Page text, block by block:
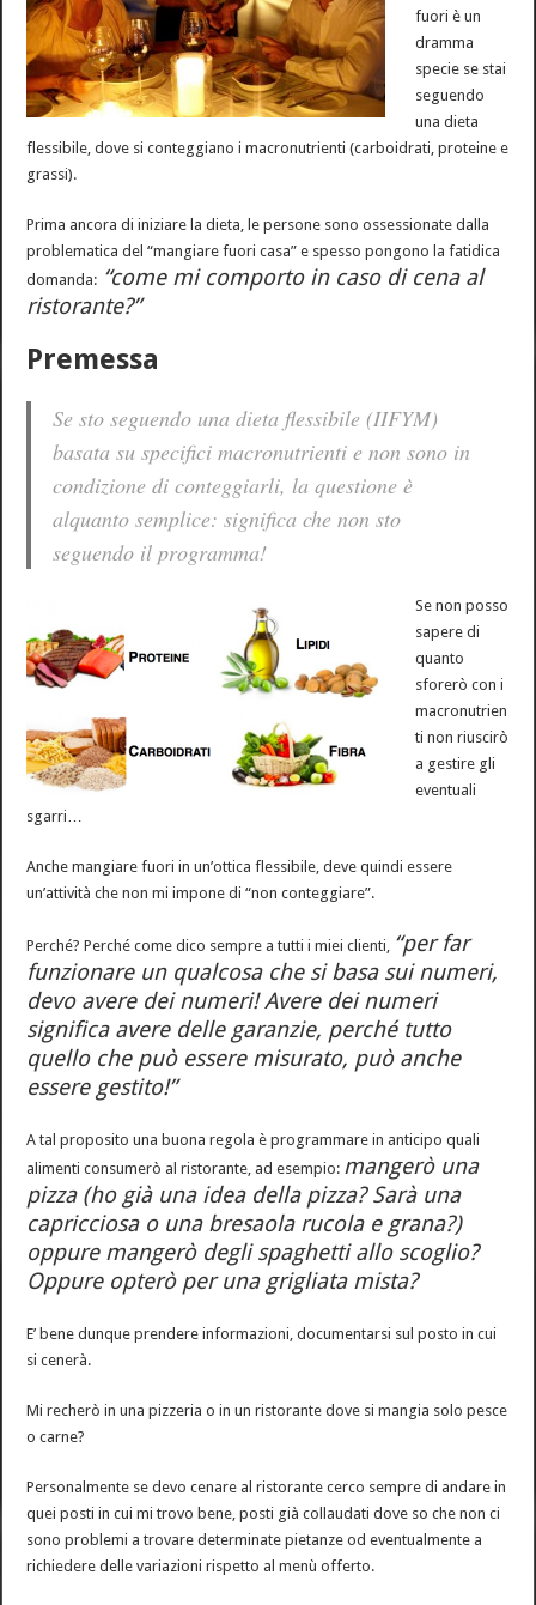
fuori è un
dramma
specie se stai
seguendo
una dieta
flessibile, dove si conteggiano i macronutrienti (carboidrati, proteine e
grassi).
Prima ancora di iniziare la dieta, le persone sono ossessionate dalla
problematica del “mangiare fuori casa” e spesso pongono la fatidica
domanda: “come mi comporto in caso di cena al
ristorante?”
Premessa
Se sto seguendo una dieta flessibile (IIFYM)
basata su specifici macronutrienti e non sono in
condizione di conteggiarli, la questione è
alquanto semplice: significa che non sto
seguendo il programma!
Se non posso
sapere di
quanto
sforerò con i
macronutrien
ti non riuscirò
a gestire gli
eventuali
sgarri…
Anche mangiare fuori in un’ottica flessibile, deve quindi essere
un’attività che non mi impone di “non conteggiare”.
Perché? Perché come dico sempre a tutti i miei clienti, “per far
funzionare un qualcosa che si basa sui numeri,
devo avere dei numeri! Avere dei numeri
significa avere delle garanzie, perché tutto
quello che può essere misurato, può anche
essere gestito!”
A tal proposito una buona regola è programmare in anticipo quali
alimenti consumerò al ristorante, ad esempio: mangerò una
pizza (ho già una idea della pizza? Sarà una
capricciosa o una bresaola rucola e grana?)
oppure mangerò degli spaghetti allo scoglio?
Oppure opterò per una grigliata mista?
E’ bene dunque prendere informazioni, documentarsi sul posto in cui
si cenerà.
Mi recherò in una pizzeria o in un ristorante dove si mangia solo pesce
o carne?
Personalmente se devo cenare al ristorante cerco sempre di andare in
quei posti in cui mi trovo bene, posti già collaudati dove so che non ci
sono problemi a trovare determinate pietanze od eventualmente a
richiedere delle variazioni rispetto al menù offerto.